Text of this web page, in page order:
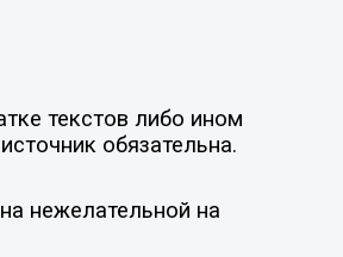
текстов либо ином
обязательна.
нежелательной на